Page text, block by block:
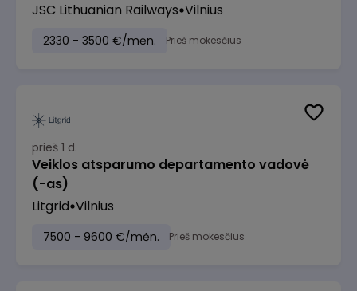
JSC Lithuanian Railways Vilnius
2330 - 3500 €/mėn. Prieš mokesčius
prieš 1 d.
Veiklos atsparumo departamento vadovė
(-as)
Litgrid Vilnius
7500 - 9600 €/mėn. Prieš mokesčius